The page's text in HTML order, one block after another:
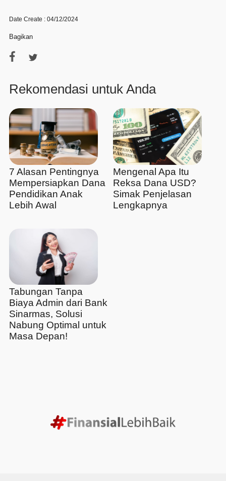
Date Create : 04/12/2024
Bagikan
Rekomendasi untuk Anda
7 Alasan Pentingnya
Mempersiapkan Dana
Pendidikan Anak
Lebih Awal
Mengenal Apa Itu
Reksa Dana USD?
Simak Penjelasan
Lengkapnya
Tabungan Tanpa
Biaya Admin dari Bank
Sinarmas, Solusi
Nabung Optimal untuk
Masa Depan!